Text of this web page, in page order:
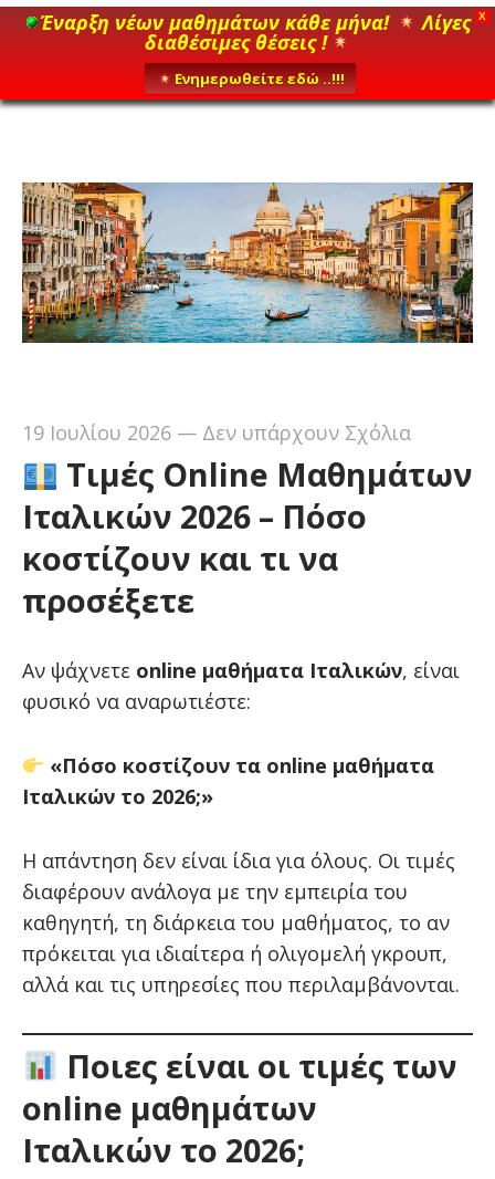
X
Έναρξη νέων μαθημάτων κάθε μήνα! Λίγες
διαθέσιμες θέσεις !
Ενημερωθείτε εδώ ..!!!
19 Ιουλίου 2026— Δεν υπάρχουν Σχόλια
Τιμές Online Μαθημάτων
Ιταλικών 2026 – Πόσο
κοστίζουν και τι να
προσέξετε
Αν ψάχνετε online μαθήματα Ιταλικών, είναι
φυσικό να αναρωτιέστε:
«Πόσο κοστίζουν τα online μαθήματα
Ιταλικών το 2026;»
Η απάντηση δεν είναι ίδια για όλους. Οι τιμές
διαφέρουν ανάλογα με την εμπειρία του
καθηγητή, τη διάρκεια του μαθήματος, το αν
πρόκειται για ιδιαίτερα ή ολιγομελή γκρουπ,
αλλά και τις υπηρεσίες που περιλαμβάνονται.
Ποιες είναι οι τιμές των
online μαθημάτων
Ιταλικών το 2026;